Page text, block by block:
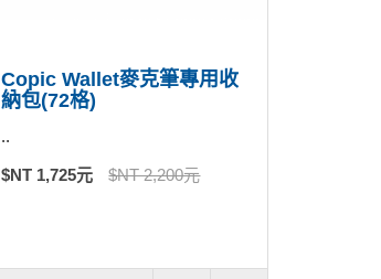
Copic Wallet麥克筆專用收
納包(72格)
..
$NT 1,725元 $NT 2,200元